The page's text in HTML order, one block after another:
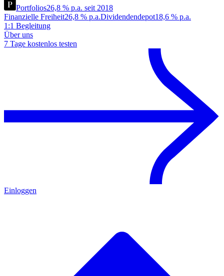
Portfolios26,8 % p.a. seit 2018
Finanzielle Freiheit26,8 % p.a.Dividendendepot18,6 % p.a.
1:1 Begleitung
Über uns
7 Tage kostenlos testen
Einloggen